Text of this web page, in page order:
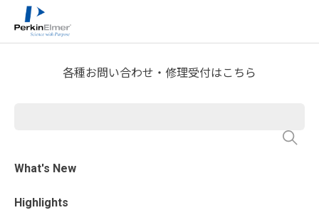
各種お問い合わせ・修理受付はこちら
What's New
Highlights
ホーム
オンラインSPE-LC/MS/MS に